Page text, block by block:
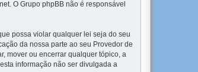
O Grupo phpBB não é responsável
possa violar qualquer lei seja do seu
da nossa parte ao seu Provedor de
mover ou encerrar qualquer tópico, a
informação não ser divulgada a